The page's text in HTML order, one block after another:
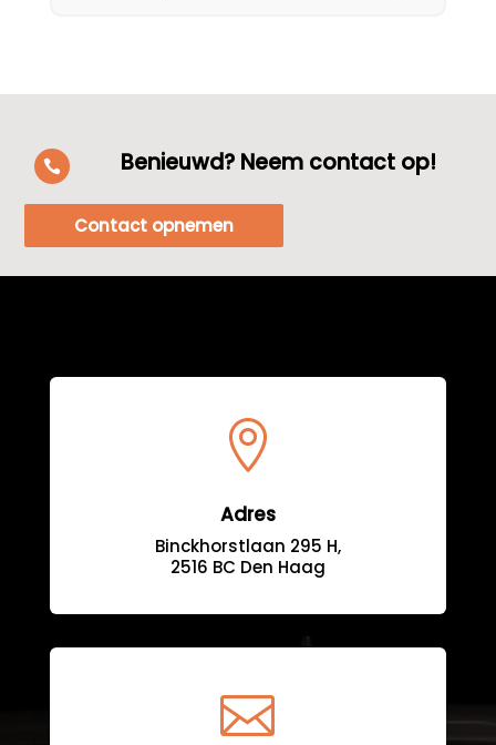
 Benieuwd? Neem contact op!
Contact opnemen

Adres
Binckhorstlaan 295 H,
2516 BC Den Haag
